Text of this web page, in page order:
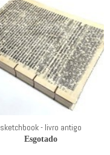
sketchbook - livro antigo
Esgotado